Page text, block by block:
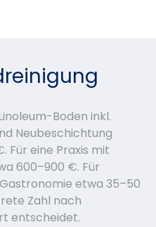
Boden inkl.
Neubeschichtung
Für eine Praxis mit
600–900 €. Für
etwa 35–50
Zahl nach
entscheidet.